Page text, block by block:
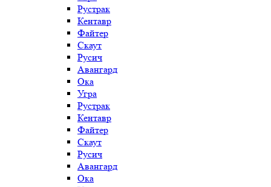
Рустрак
Кентавр
Файтер
Скаут
Русич
Авангард
Ока
Угра
Рустрак
Кентавр
Файтер
Скаут
Русич
Авангард
Ока